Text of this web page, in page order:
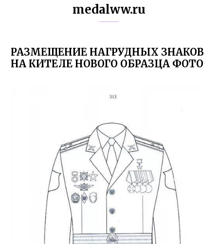
medalww.ru
РАЗМЕЩЕНИЕ НАГРУДНЫХ ЗНАКОВ
НА КИТЕЛЕ НОВОГО ОБРАЗЦА ФОТО